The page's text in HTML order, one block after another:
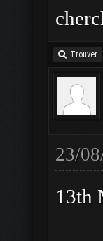
Trouver
23/
13th